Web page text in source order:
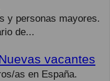
y personas mayores.
de...
vacantes
as en España.